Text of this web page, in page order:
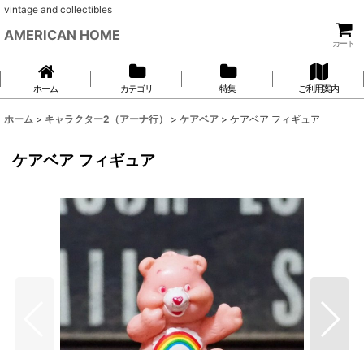
vintage and collectibles
AMERICAN HOME
カート
ホーム カテゴリ 特集 ご利用案内
ホーム > キャラクター2（アーナ行） > ケアベア > ケアベア フィギュア
ケアベア フィギュア